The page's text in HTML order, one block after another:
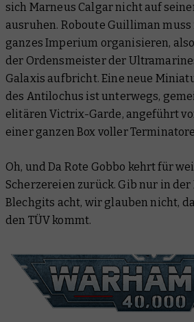
Warhammer Plus
sich Marneus Calgar nicht auf
ausruhen. Roboute Guilliman
ganzes Imperium organisieren,
der Ordensmeister der
Galaxis aufbricht. Eine neue
des Antilochus ist unterwegs,
elitären Victrix-Garde, angeführt
einer ganzen Box voller
Oh, und Da Rote Gobbo kehrt für
Scherzereien zurück. Gib nur in der
Blechgits acht, wir glauben nicht,
den TÜV kommt.